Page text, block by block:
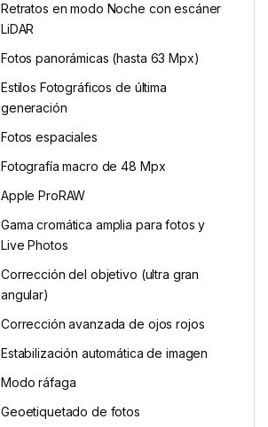
Retratos en modo Noche con escáner
LiDAR
Fotos panorámicas (hasta 63 Mpx)
Estilos Fotográficos de última
generación
Fotos espaciales
Fotografía macro de 48 Mpx
Apple ProRAW
Gama cromática amplia para fotos y
Live Photos
Corrección del objetivo (ultra gran
angular)
Corrección avanzada de ojos rojos
Estabilización automática de imagen
Modo ráfaga
Geoetiquetado de fotos